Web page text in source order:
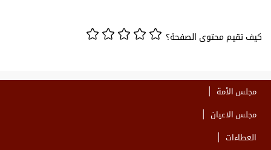
كيف تقيم محتوى الصفحة؟
مجلس الأمة
مجلس الاعيان
العطاءات